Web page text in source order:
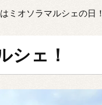
ミオソラマルシェの日！
シェ！